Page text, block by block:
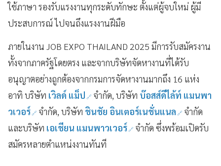
ใช้ภาษา รองรับแรงงานทุกระดับทักษะ ตั้งแต่ผู้จบใหม่ ผู้มี
ประสบการณ์ ไปจนถึงแรงงานฝีมือ
ภายในงาน JOB EXPO THAILAND 2025 มีการรับสมัครงาน
ทั้งจากภาครัฐโดยตรง และจากบริษัทจัดหางานที่ได้รับ
อนุญาตอย่างถูกต้องจากกรมการจัดหางานมากถึง 16 แห่ง
อาทิ บริษัท เวิลด์ แม็ป จำกัด, บริษัท บ๊อสส์ดีไล้ท์ แมนพา
วเวอร์ จำกัด, บริษัท ชินชัย อินเตอร์เนชั่นแนล จำกัด
และบริษัท เอเชียน แมนพาวเวอร์ จำกัด ซึ่งพร้อมเปิดรับ
สมัครหลายตำแหน่งงานทันที